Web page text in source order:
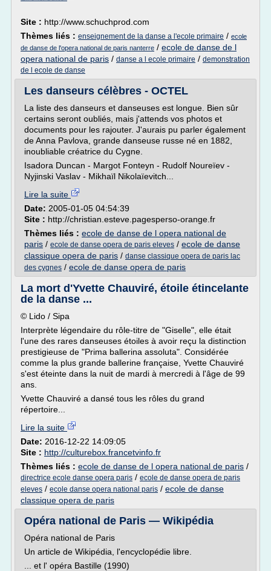
Site : http://www.schuchprod.com
Thèmes liés : enseignement de la danse a l'ecole primaire / ecole
de danse de l'opera national de paris nanterre / ecole de danse de l
opera national de paris / danse a l ecole primaire / demonstration
de l ecole de danse
Les danseurs célèbres - OCTEL
La liste des danseurs et danseuses est longue. Bien sûr
certains seront oubliés, mais j'attends vos photos et
documents pour les rajouter. J'aurais pu parler également
de Anna Pavlova, grande danseuse russe né en 1882,
inoubliable créatrice du Cygne.
Isadora Duncan - Margot Fonteyn - Rudolf Noureïev -
Nyjinski Vaslav - Mikhaïl Nikolaïevitch...
Lire la suite
Date: 2005-01-05 04:54:39
Site : http://christian.esteve.pagesperso-orange.fr
Thèmes liés : ecole de danse de l opera national de
paris / ecole de danse opera de paris eleves / ecole de danse
classique opera de paris / danse classique opera de paris lac
des cygnes / ecole de danse opera de paris
La mort d'Yvette Chauviré, étoile étincelante
de la danse ...
© Lido / Sipa
Interprète légendaire du rôle-titre de "Giselle", elle était
l'une des rares danseuses étoiles à avoir reçu la distinction
prestigieuse de "Prima ballerina assoluta". Considérée
comme la plus grande ballerine française, Yvette Chauviré
s'est éteinte dans la nuit de mardi à mercredi à l'âge de 99
ans.
Yvette Chauviré a dansé tous les rôles du grand
répertoire...
Lire la suite
Date: 2016-12-22 14:09:05
Site : http://culturebox.francetvinfo.fr
Thèmes liés : ecole de danse de l opera national de paris /
directrice ecole danse opera paris / ecole de danse opera de paris
eleves / ecole danse opera national paris / ecole de danse
classique opera de paris
Opéra national de Paris — Wikipédia
Opéra national de Paris
Un article de Wikipédia, l'encyclopédie libre.
... et l' opéra Bastille (1990)